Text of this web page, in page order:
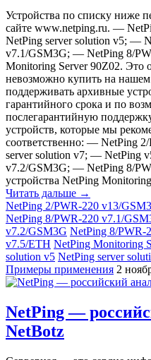
Устройства по списку ниже
сайте www.netping.ru. —
NetPing server solution v5; —
v7.1/GSM3G; — NetPing 8/
Monitoring Server 90Z02. Это
невозможно купить на
поддерживать архивные
гарантийного срока и по
послегарантийную
устройств, которые мы
соответственно: — NetPing
server solution v7; — NetPing
v7.2/GSM3G; — NetPing 8/
устройства NetPing
Читать дальше →
NetPing 2/PWR-220 v13/
NetPing 8/PWR-220 v7.1/
v7.2/GSM3G NetPing 8/PWR-
v7.5/ETH NetPing Monitoring
solution v5 NetPing server
Примеры применения 2
NetPing —
NetBotz